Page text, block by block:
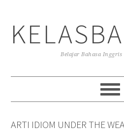
primary
navigation
main
content
primary
sidebar
Belajar Bahasa Inggris
ARTI IDIOM UNDER THE